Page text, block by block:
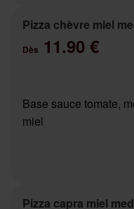
Pizza chèvre miel
Dès 11.90 €
Base sauce tomate,
miel
Pizza capra miel